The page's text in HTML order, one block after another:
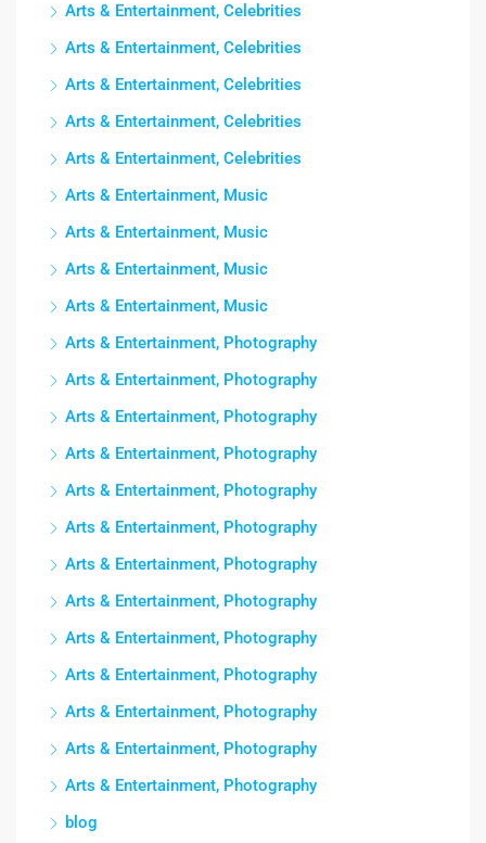
Arts & Entertainment, Celebrities
Arts & Entertainment, Celebrities
Arts & Entertainment, Celebrities
Arts & Entertainment, Celebrities
Arts & Entertainment, Celebrities
Arts & Entertainment, Music
Arts & Entertainment, Music
Arts & Entertainment, Music
Arts & Entertainment, Music
Arts & Entertainment, Photography
Arts & Entertainment, Photography
Arts & Entertainment, Photography
Arts & Entertainment, Photography
Arts & Entertainment, Photography
Arts & Entertainment, Photography
Arts & Entertainment, Photography
Arts & Entertainment, Photography
Arts & Entertainment, Photography
Arts & Entertainment, Photography
Arts & Entertainment, Photography
Arts & Entertainment, Photography
Arts & Entertainment, Photography
blog